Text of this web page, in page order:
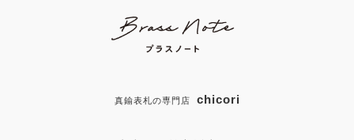
真鍮表札の専門店 chicori